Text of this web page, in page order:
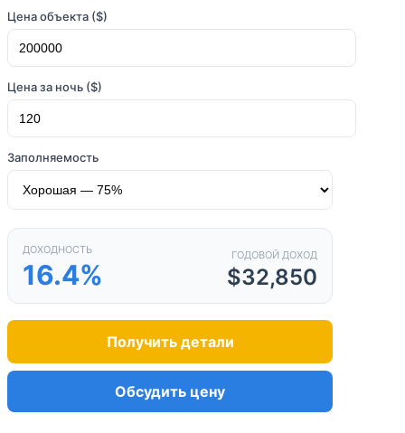
Цена объекта ($)
Цена за ночь ($)
Заполняемость
ДОХОДНОСТЬ
16.4%
ГОДОВОЙ ДОХОД
$32,850
Получить детали
Обсудить цену